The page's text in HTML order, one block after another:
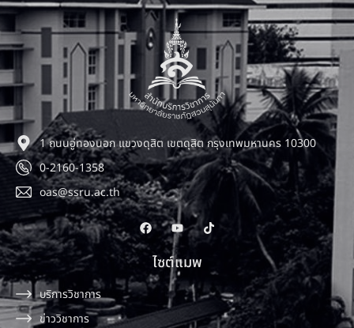
1 ถนนอู่ทองนอก แขวงดุสิต เขตดุสิต กรุงเทพมหานคร 10300
0-2160-1358
oas@ssru.ac.th
ไซต์แมพ
บริการวิชาการ
ข่าววิชาการ